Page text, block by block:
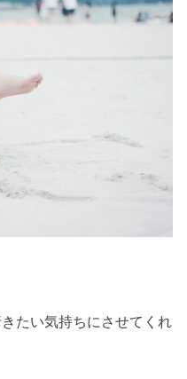
たい気持ちにさせてくれ